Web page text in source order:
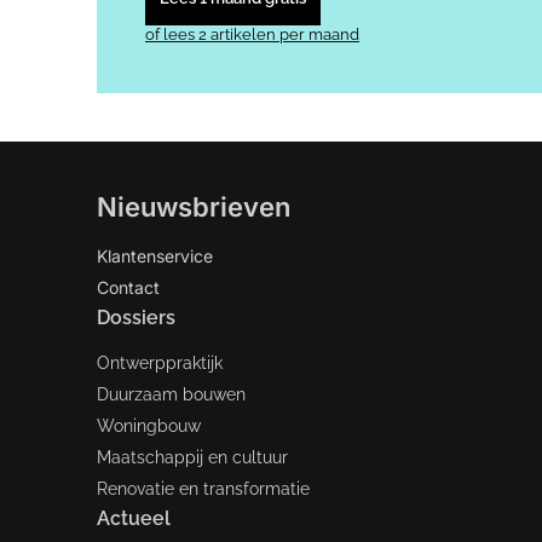
of lees 2 artikelen per maand
Nieuwsbrieven
Klantenservice
Contact
Dossiers
Ontwerppraktijk
Duurzaam bouwen
Woningbouw
Maatschappij en cultuur
Renovatie en transformatie
Actueel